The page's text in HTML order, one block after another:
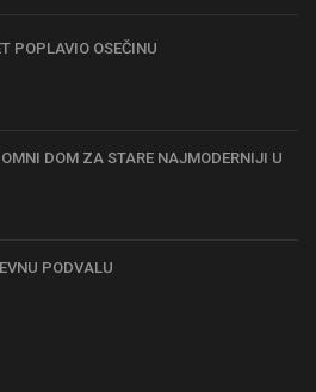
POPLAVIO OSEČINU
DOM ZA STARE NAJMODERNIJI U
PODVALU